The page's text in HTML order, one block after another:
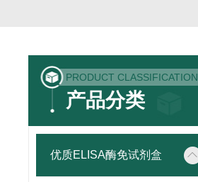
PRODUCT CLASSIFICATION
产品分类
优质ELISA酶免试剂盒